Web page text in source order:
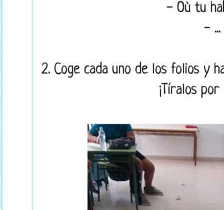
- Où tu
- ...
2. Coge cada uno de los folios y
¡Tíralos